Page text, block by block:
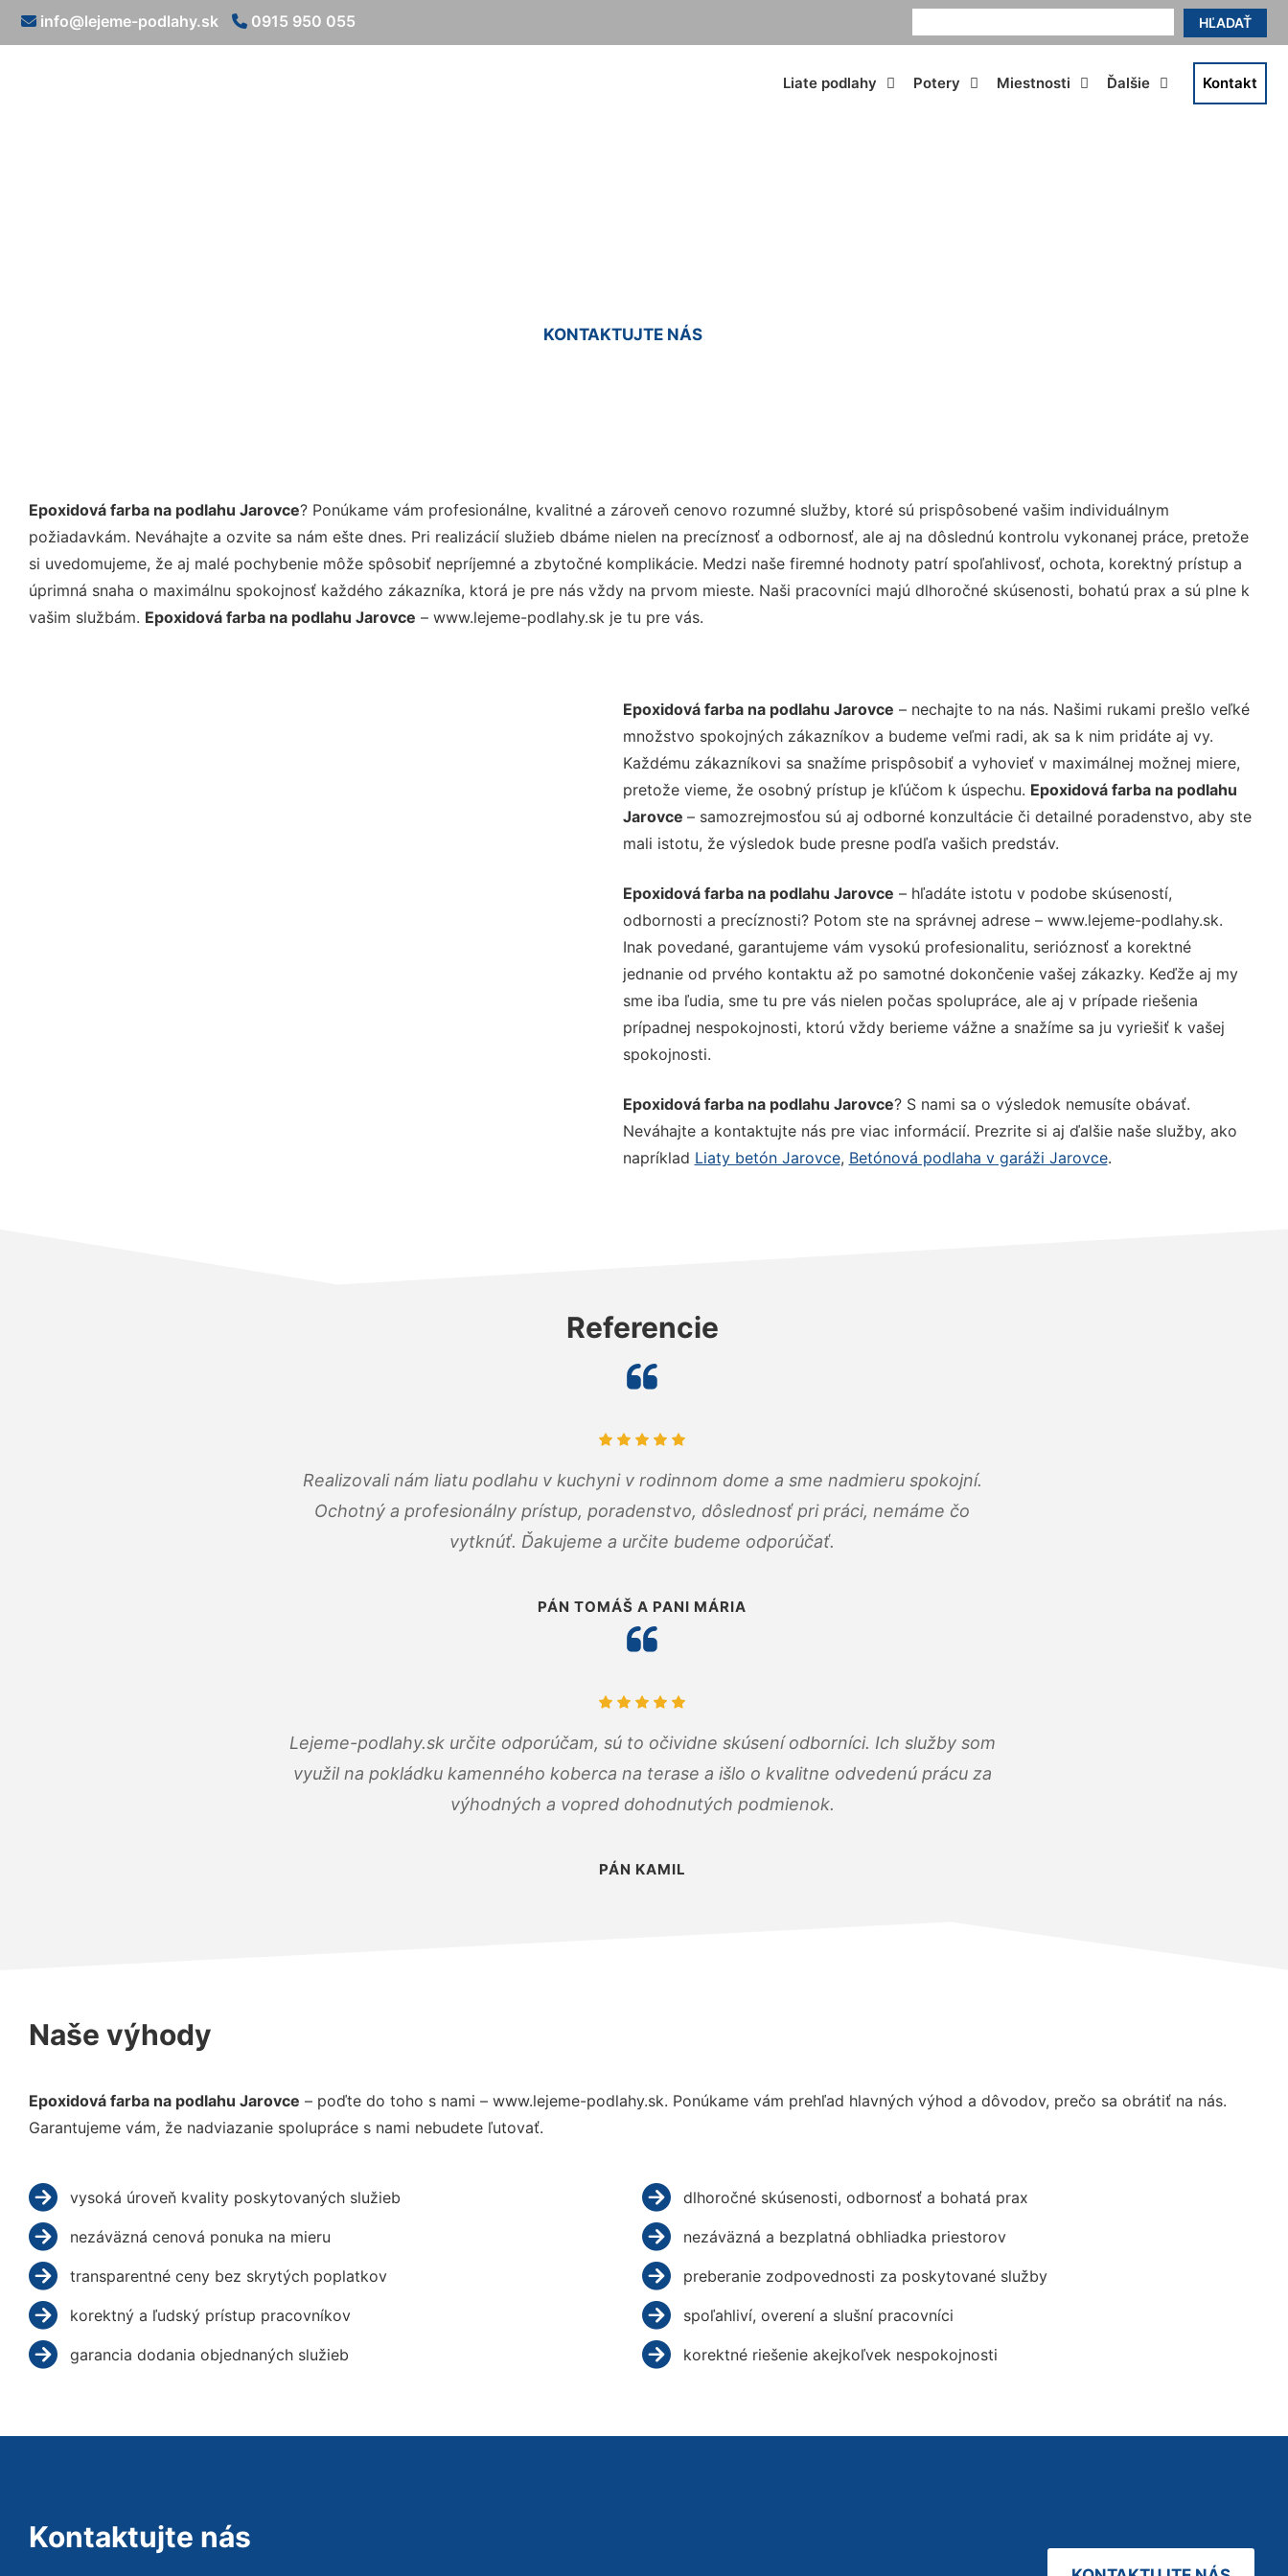
HĽADAŤ
info@lejeme-podlahy.sk 0915 950 055
Liate podlahy Potery Miestnosti Ďalšie Kontakt
KONTAKTUJTE NÁS
Epoxidová farba na podlahu Jarovce? Ponúkame vám profesionálne, kvalitné a zároveň cenovo rozumné služby, ktoré sú prispôsobené vašim individuálnym
požiadavkám. Neváhajte a ozvite sa nám ešte dnes. Pri realizácií služieb dbáme nielen na precíznosť a odbornosť, ale aj na dôslednú kontrolu vykonanej práce, pretože
si uvedomujeme, že aj malé pochybenie môže spôsobiť nepríjemné a zbytočné komplikácie. Medzi naše firemné hodnoty patrí spoľahlivosť, ochota, korektný prístup a
úprimná snaha o maximálnu spokojnosť každého zákazníka, ktorá je pre nás vždy na prvom mieste. Naši pracovníci majú dlhoročné skúsenosti, bohatú prax a sú plne k
vašim službám. Epoxidová farba na podlahu Jarovce – www.lejeme-podlahy.sk je tu pre vás.
Epoxidová farba na podlahu Jarovce – nechajte to na nás. Našimi rukami prešlo veľké
množstvo spokojných zákazníkov a budeme veľmi radi, ak sa k nim pridáte aj vy.
Každému zákazníkovi sa snažíme prispôsobiť a vyhovieť v maximálnej možnej miere,
pretože vieme, že osobný prístup je kľúčom k úspechu. Epoxidová farba na podlahu
Jarovce – samozrejmosťou sú aj odborné konzultácie či detailné poradenstvo, aby ste
mali istotu, že výsledok bude presne podľa vašich predstáv.
Epoxidová farba na podlahu Jarovce – hľadáte istotu v podobe skúseností,
odbornosti a precíznosti? Potom ste na správnej adrese – www.lejeme-podlahy.sk.
Inak povedané, garantujeme vám vysokú profesionalitu, serióznosť a korektné
jednanie od prvého kontaktu až po samotné dokončenie vašej zákazky. Keďže aj my
sme iba ľudia, sme tu pre vás nielen počas spolupráce, ale aj v prípade riešenia
prípadnej nespokojnosti, ktorú vždy berieme vážne a snažíme sa ju vyriešiť k vašej
spokojnosti.
Epoxidová farba na podlahu Jarovce? S nami sa o výsledok nemusíte obávať.
Neváhajte a kontaktujte nás pre viac informácií. Prezrite si aj ďalšie naše služby, ako
napríklad Liaty betón Jarovce, Betónová podlaha v garáži Jarovce.
Referencie
Realizovali nám liatu podlahu v kuchyni v rodinnom dome a sme nadmieru spokojní.
Ochotný a profesionálny prístup, poradenstvo, dôslednosť pri práci, nemáme čo
vytknúť. Ďakujeme a určite budeme odporúčať.
PÁN TOMÁŠ A PANI MÁRIA
Lejeme-podlahy.sk určite odporúčam, sú to očividne skúsení odborníci. Ich služby som
využil na pokládku kamenného koberca na terase a išlo o kvalitne odvedenú prácu za
výhodných a vopred dohodnutých podmienok.
PÁN KAMIL
Naše výhody
Epoxidová farba na podlahu Jarovce – poďte do toho s nami – www.lejeme-podlahy.sk. Ponúkame vám prehľad hlavných výhod a dôvodov, prečo sa obrátiť na nás.
Garantujeme vám, že nadviazanie spolupráce s nami nebudete ľutovať.
vysoká úroveň kvality poskytovaných služieb
nezáväzná cenová ponuka na mieru
transparentné ceny bez skrytých poplatkov
korektný a ľudský prístup pracovníkov
garancia dodania objednaných služieb
dlhoročné skúsenosti, odbornosť a bohatá prax
nezáväzná a bezplatná obhliadka priestorov
preberanie zodpovednosti za poskytované služby
spoľahliví, overení a slušní pracovníci
korektné riešenie akejkoľvek nespokojnosti
Kontaktujte nás